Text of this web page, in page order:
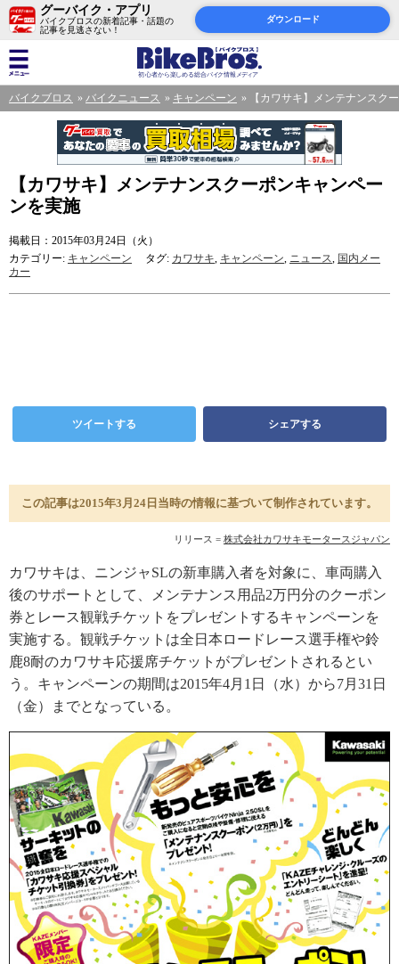
グーバイク・アプリ
バイクブロスの新着記事・話題の
記事を見逃さない！
ダウンロード
バイクブロス バイクニュース キャンペーン 【カワサキ】メンテナンスク
【カワサキ】メンテナンスクーポンキャンペー
ンを実施
掲載日：2015年03月24日（火）
カテゴリー: キャンペーン タグ: カワサキ, キャンペーン, ニュース, 国内メー
カー
ツイートする シェアする
この記事は2015年3月24日当時の情報に基づいて制作されています。
リリース = 株式会社カワサキモータースジャパン
カワサキは、ニンジャSLの新車購入者を対象に、車両購入
後のサポートとして、メンテナンス用品2万円分のクーポン
券とレース観戦チケットをプレゼントするキャンペーンを
実施する。観戦チケットは全日本ロードレース選手権や鈴
鹿8耐のカワサキ応援席チケットがプレゼントされるとい
う。キャンペーンの期間は2015年4月1日（水）から7月31日
（金）までとなっている。